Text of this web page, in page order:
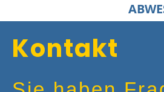
Kontakt